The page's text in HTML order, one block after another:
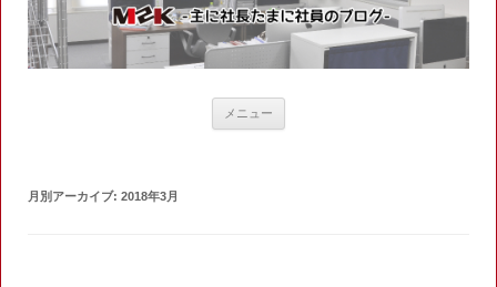
メニュー
月別アーカイブ: 2018年3月